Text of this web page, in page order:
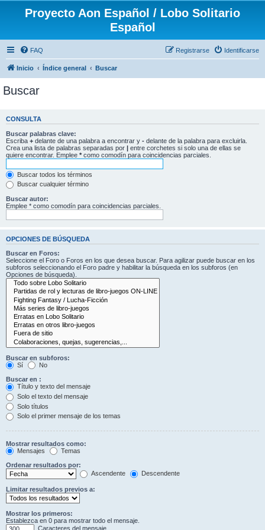
Proyecto Aon Español / Lobo Solitario
Español
FAQ Identificarse
Registrarse
Inicio Índice general Buscar
Buscar
CONSULTA
Buscar palabras clave:
Escriba + delante de una palabra a encontrar y - delante de la palabra para excluirla.
Crea una lista de palabras separadas por | entre corchetes si solo una de ellas se
quiere encontrar. Emplee * como comodín para coincidencias parciales.
Buscar todos los términos
Buscar cualquier término
Buscar autor:
Emplee * como comodín para coincidencias parciales.
OPCIONES DE BÚSQUEDA
Buscar en Foros:
Seleccione el Foro o Foros en los que desea buscar. Para agilizar puede buscar en los
subforos seleccionando el Foro padre y habilitar la búsqueda en los subforos (en
Opciones de búsqueda).
Buscar en subforos:
Sí
No
Buscar en :
Título y texto del mensaje
Solo el texto del mensaje
Solo títulos
Solo el primer mensaje de los temas
Mostrar resultados como:
Mensajes
Temas
Ordenar resultados por:
Ascendente
Descendente
Limitar resultados previos a:
Mostrar los primeros:
Establezca en 0 para mostrar todo el mensaje.
Caracteres del mensaje